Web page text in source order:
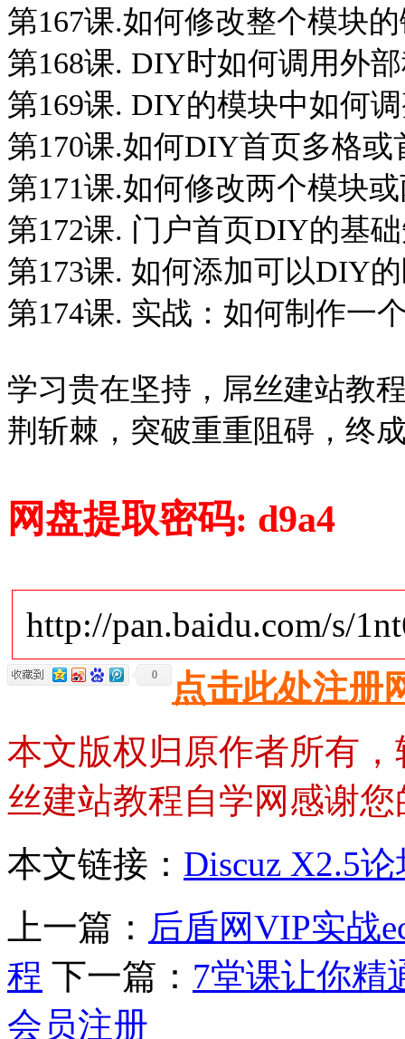
第167课.如何修改整个模块
第168课. DIY时如何调用外
第169课. DIY的模块中如何
第170课.如何DIY首页多格或
第171课.如何修改两个模块
第172课. 门户首页DIY的基
第173课. 如何添加可以DIY
第174课. 实战：如何制作一
学习贵在坚持，屌丝建站教
荆斩棘，突破重重阻碍，终
网盘提取密码: d9a4
http://pan.baidu.com/s/
点击此处注册
0
本文版权归原作者所有
丝建站教程自学网感谢
本文链接： Discuz X2.5
上一篇： 后盾网VIP实战
程 下一篇： 7堂课让你精
会员注册